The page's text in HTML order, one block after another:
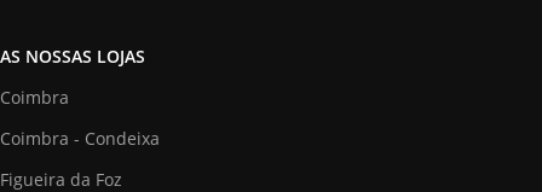
AS NOSSAS LOJAS
Coimbra
Coimbra - Condeixa
Figueira da Foz